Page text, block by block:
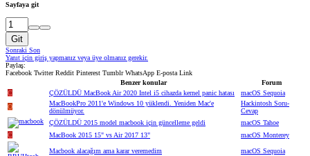
Sayfaya git
Git
Sonraki Son
Yanıt için giriş yapmanız veya üye olmanız gerekir.
Paylaş:
Facebook Twitter Reddit Pinterest Tumblr WhatsApp E-posta Link
Benzer konular
Forum
C
ÇÖZÜLDÜ MacBook Air 2020 Intel i5 cihazda kernel panic hatası
macOS Sequoia
O
MacBookPro 2011'e Windows 10 yüklendi. Yeniden Mac'e
dönülmüyor.
Hackintosh Soru-
Cevap
ÇÖZÜLDÜ 2015 model macbook için güncelleme geldi
macOS Tahoe
C
MacBook 2015 15" vs Air 2017 13" macOS Monterey
Macbook alacağım ama karar veremedim macOS Sequoia